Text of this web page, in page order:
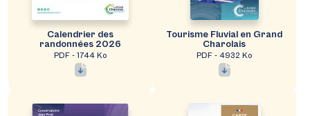
Calendrier des
randonnées 2026
PDF - 1744 Ko
Tourisme Fluvial en Grand
Charolais
PDF - 4932 Ko